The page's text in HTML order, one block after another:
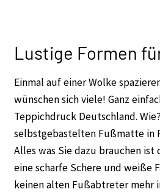
Lustige Formen
Einmal auf einer Wolke
wünschen sich viele! Ganz
Teppichdruck Deutschland.
selbstgebastelten Fußmatte in
Alles was Sie dazu brauchen ist
eine scharfe Schere und weiße
keinen alten Fußabtreter mehr